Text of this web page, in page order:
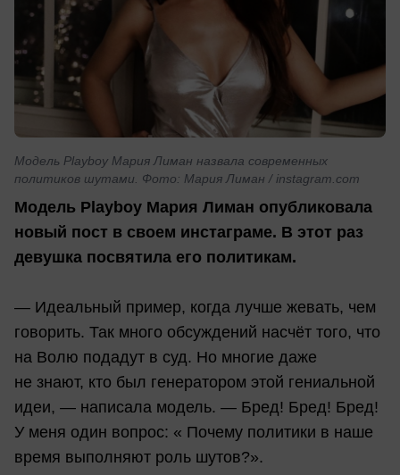
Модель Playboy Мария Лиман назвала современных
политиков шутами. Фото: Мария Лиман / instagram.com
Модель Playboy Мария Лиман опубликовала
новый пост в своем инстаграме. В этот раз
девушка посвятила его политикам.
— Идеальный пример, когда лучше жевать, чем
говорить. Так много обсуждений насчёт того, что
на Волю подадут в суд. Но многие даже
не знают, кто был генератором этой гениальной
идеи, — написала модель. — Бред! Бред! Бред!
У меня один вопрос: « Почему политики в наше
время выполняют роль шутов?».